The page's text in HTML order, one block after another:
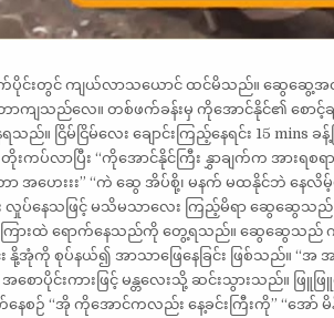
က်ပိုင်းတွင် ကျယ်လာသယောင် ထင်မိသည်။ ဆွေဆွေ့အ
ာကျသည်လေ။ တစ်ဖက်ခန်းမှ ကိုအောင်နိုင်၏ စောင့်
ငြိမ်ငြိမ်လေး ချောင်းကြည့်နေရင်း 15 mins
ကပ်လာပြီး “ကိုအောင်နိုင်ကြီး နွှာချက်က အားရစရာ
ဟေးးး” “ကဲ ဆွေ အိပ်စို့၊ မနက် မထနိုင်ဘဲ နေလိမ့်
လှုပ်နေသဖြင့် မသိမသာလေး ကြည့်မိရာ ဆွေဆွေသ
င်ကြားထဲ ရောက်နေသည်ကို တွေ့ရသည်။ ဆွေဆွေသည်
ကို စုပ်နယ်၍ အာသာဖြေနေခြင်း ဖြစ်သည်။ “အ အ
ောပိုင်းကားဖြင့် မန္တလေးသို့ ဆင်းသွားသည်။ ဖြူဖ
နေစဉ် “အို ကိုအောင်ကလည်း နေ့ခင်းကြီးကို” “အော်